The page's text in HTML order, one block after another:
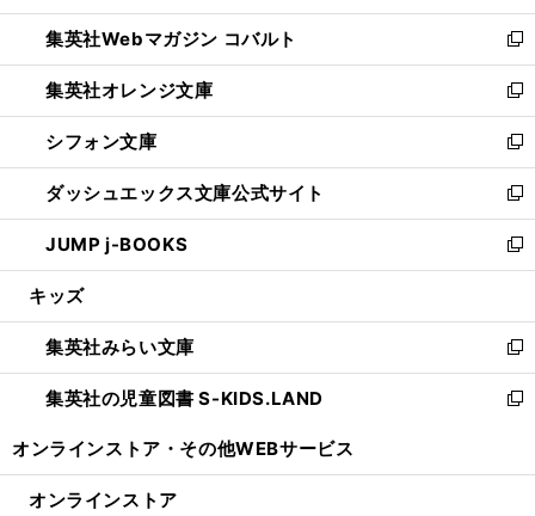
開
く
ウ
で
開
く
ン
ド
ウ
で
開
く
ウ
ィ
ン
ド
ウ
で
開
く
集英社Webマガジン コバルト
新
し
い
ウ
ィ
ン
ド
ウ
で
開
集英社オレンジ文庫
新
し
い
ウ
ィ
ン
ド
ウ
開
く
シフォン文庫
新
し
い
ウ
ィ
ン
ウ
で
開
く
ダッシュエックス文庫公式サイト
新
し
い
ウ
ン
ド
ウ
で
JUMP j-BOOKS
新
し
ウ
ィ
ン
ド
開
キッズ
集英社みらい文庫
新
し
い
ン
集英社の児童図書 S-KIDS.LAND
新
ウ
オンラインストア・ その他WEBサービス
オンラインストア